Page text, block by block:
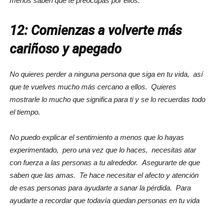
12: Comienzas a volverte más
cariñoso y apegado
No quieres perder a ninguna persona que siga en tu vida, así
que te vuelves mucho más cercano a ellos. Quieres
mostrarle lo mucho que significa para ti y se lo recuerdas todo
el tiempo.
No puedo explicar el sentimiento a menos que lo hayas
experimentado, pero una vez que lo haces, necesitas atar
con fuerza a las personas a tu alrededor. Asegurarte de que
saben que las amas. Te hace necesitar el afecto y atención
de esas personas para ayudarte a sanar la pérdida. Para
ayudarte a recordar que todavía quedan personas en tu vida